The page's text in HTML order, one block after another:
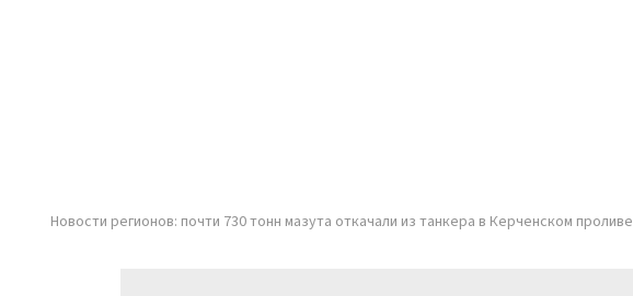
Новости регионов: почти 730 тонн мазута откачали из танкера в Керченском проливе